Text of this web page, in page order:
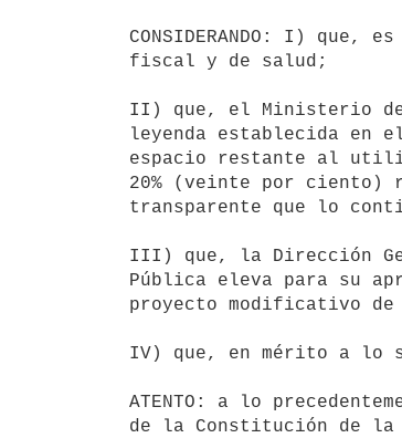
CONSIDERANDO: I)
fiscal y de salud;
II) que, el Ministerio de
leyenda establecida en
espacio restante al
20% (veinte por ciento)
transparente que lo
III) que, la Dirección
Pública eleva para su
proyecto modificativo
IV) que, en mérito a lo
ATENTO: a lo
de la Constitución de la